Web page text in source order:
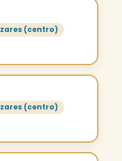
(centro)
(centro)